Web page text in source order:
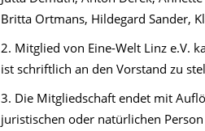
Britta Ortmans, Hildegard Sander,
2. Mitglied von Eine-Welt Linz e.V.
ist schriftlich an den Vorstand zu
3. Die Mitgliedschaft endet mit
juristischen oder natürlichen